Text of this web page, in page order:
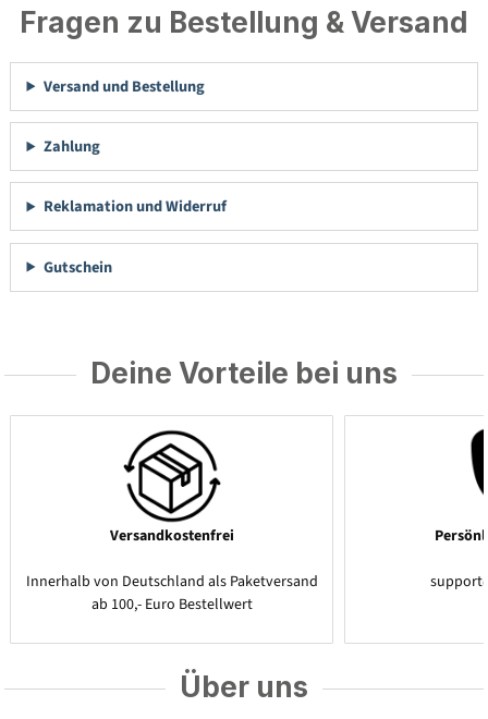
Fragen zu Bestellung & Versand
Versand und Bestellung
Zahlung
Reklamation und Widerruf
Gutschein
Deine Vorteile bei uns
Versandkostenfrei
Innerhalb von Deutschland als Paketversand
ab 100,- Euro Bestellwert
Über uns